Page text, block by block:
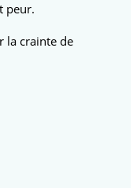
peur.
la crainte de